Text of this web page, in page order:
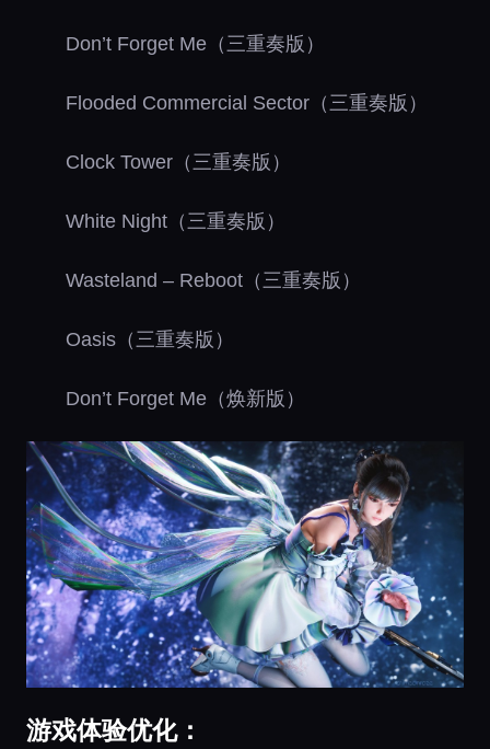
Don’t Forget Me（三重奏版）
Flooded Commercial Sector（三重奏版）
Clock Tower（三重奏版）
White Night（三重奏版）
Wasteland – Reboot（三重奏版）
Oasis（三重奏版）
Don’t Forget Me（焕新版）
游戏体验优化：